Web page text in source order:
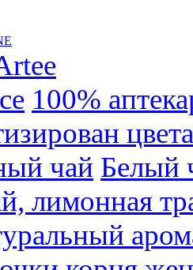
100%
чай Белый
лимонная